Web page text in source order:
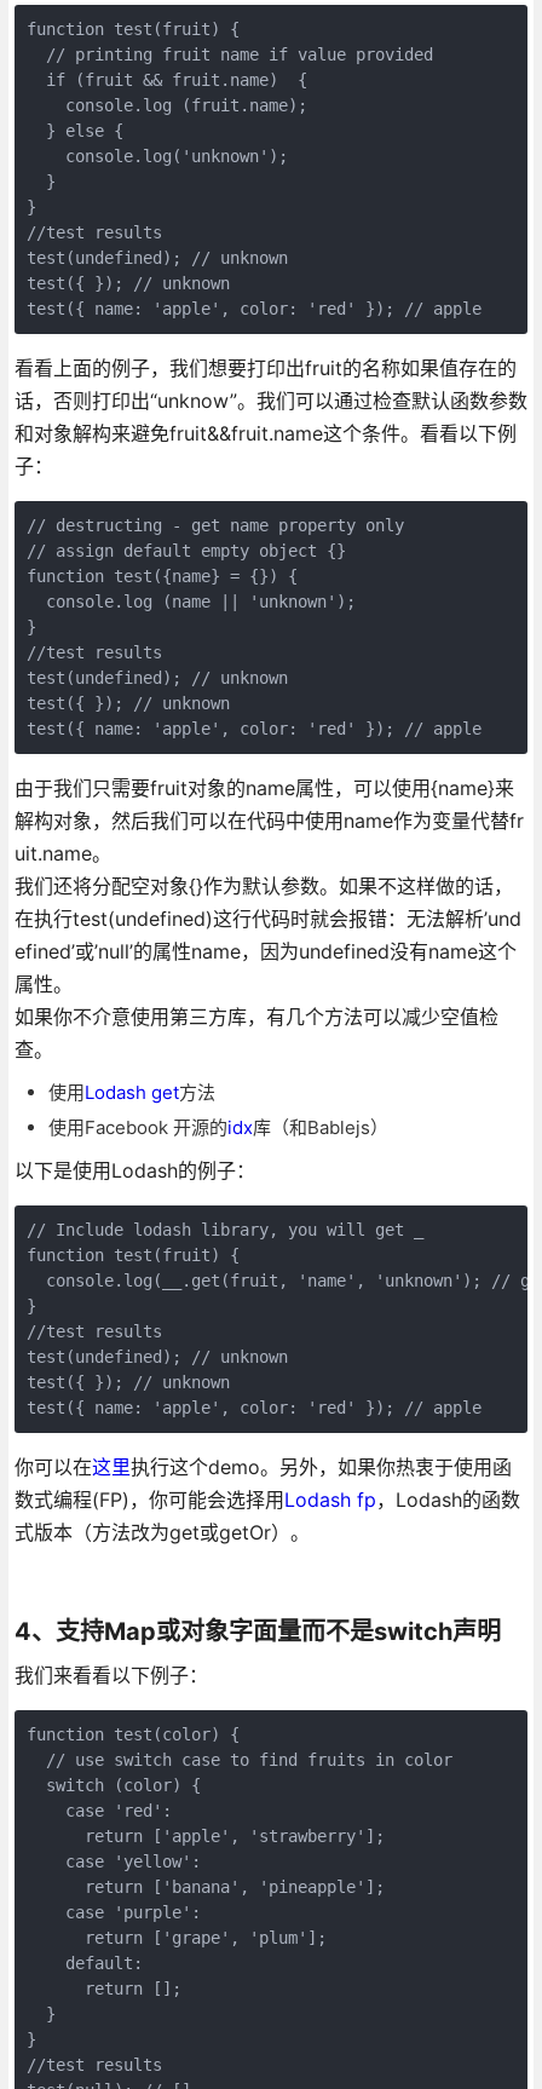
function test(fruit) {
  // printing fruit name if value provided
  if (fruit && fruit.name)  {
    console.log (fruit.name);
  } else {
    console.log('unknown');
  }
}
//test results
test(undefined); // unknown
test({ }); // unknown
test({ name: 'apple', color: 'red' }); // apple
看看上面的例子，我们想要打印出fruit的名称如果值存在的
话，否则打印出“unknow”。我们可以通过检查默认函数参数
和对象解构来避免fruit&&fruit.name这个条件。看看以下例
子：
// destructing - get name property only
// assign default empty object {}
function test({name} = {}) {
  console.log (name || 'unknown');
}
//test results
test(undefined); // unknown
test({ }); // unknown
test({ name: 'apple', color: 'red' }); // apple
由于我们只需要fruit对象的name属性，可以使用{name}来
解构对象，然后我们可以在代码中使用name作为变量代替fr
uit.name。
我们还将分配空对象{}作为默认参数。如果不这样做的话，
在执行test(undefined)这行代码时就会报错：无法解析’und
efined’或’null’的属性name，因为undefined没有name这个
属性。
如果你不介意使用第三方库，有几个方法可以减少空值检
查。
使用Lodash get方法
使用Facebook 开源的idx库（和Bablejs）
以下是使用Lodash的例子：
// Include lodash library, you will get _
function test(fruit) {
console.log(__.get(fruit, 'name', 'unknown'); //
}
//test results
test(undefined); // unknown
test({ }); // unknown
test({ name: 'apple', color: 'red' }); // apple
你可以在这里执行这个demo。另外，如果你热衷于使用函
数式编程(FP)，你可能会选择用Lodash fp，Lodash的函数
式版本（方法改为get或getOr）。
4、支持Map或对象字面量而不是switch声明
我们来看看以下例子：
function test(color) {
  // use switch case to find fruits in color
  switch (color) {
    case 'red':
      return ['apple', 'strawberry'];
    case 'yellow':
      return ['banana', 'pineapple'];
    case 'purple':
      return ['grape', 'plum'];
    default:
      return [];
  }
}
//test results